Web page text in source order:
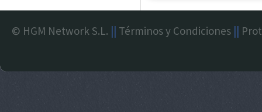
© HGM Network S.L. || Términos y Condiciones ||